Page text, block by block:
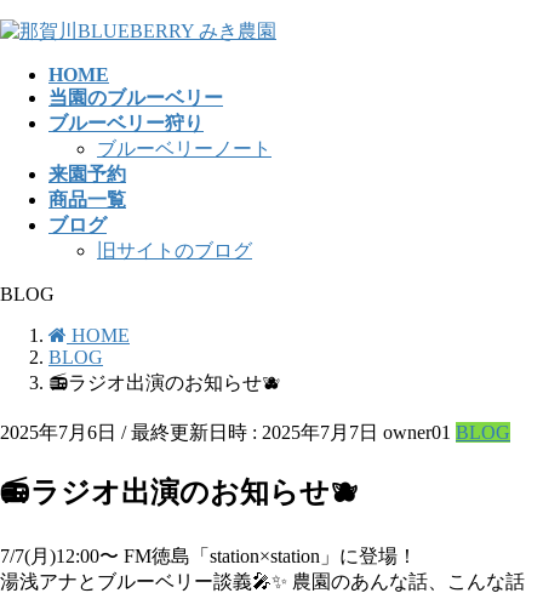
コ
ナ
HOME
当園のブルーベリー
ブルーベリー狩り
ブルーベリーノート
来園予約
商品一覧
ブログ
旧サイトのブログ
BLOG
HOME
BLOG
📻ラジオ出演のお知らせ🫐
2025年7月6日 / 最終更新日時 : 2025年7月7日 owner01 BLOG
📻ラジオ出演のお知らせ🫐
7/7(月)12:00〜 FM徳島「station×station」に登場！
湯浅アナとブルーベリー談義🎤✨ 農園のあんな話、こんな話